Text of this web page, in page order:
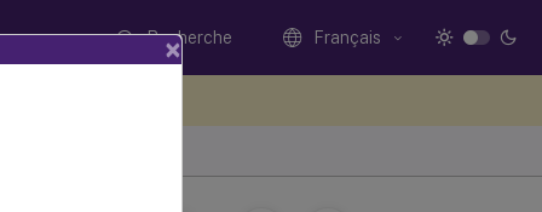
Recherche Français
×